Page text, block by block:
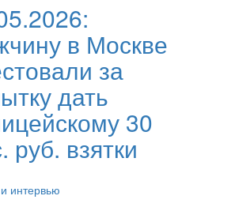
в Москве
за
дать
30
руб. взятки
интервью